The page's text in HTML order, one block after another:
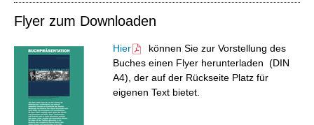
Flyer zum Downloaden
Hier
können Sie zur Vorstellung des
Buches einen Flyer herunterladen (DIN
A4), der auf der Rückseite Platz für
eigenen Text bietet.